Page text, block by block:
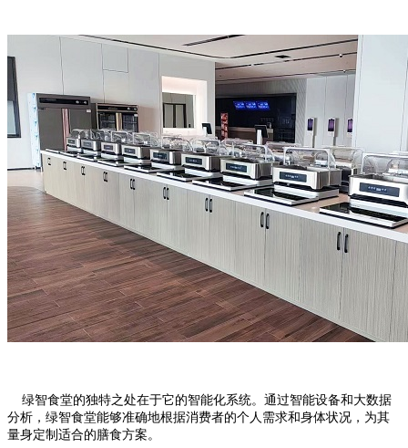
绿智食堂的独特之处在于它的智能化系统。通过智能设备和大数据
分析，绿智食堂能够准确地根据消费者的个人需求和身体状况，为其
量身定制适合的膳食方案。